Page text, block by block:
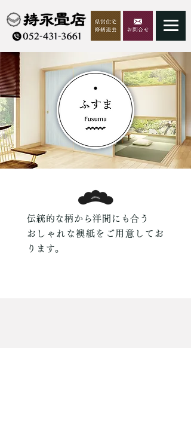
伝統的な柄から洋間にも合う
おしゃれな襖紙をご用意してお
ります。